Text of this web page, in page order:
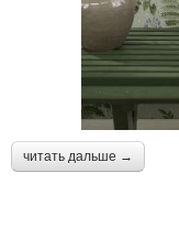
читать дальше →